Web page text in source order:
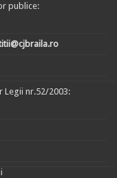
publice:
Legii nr.52/2003: